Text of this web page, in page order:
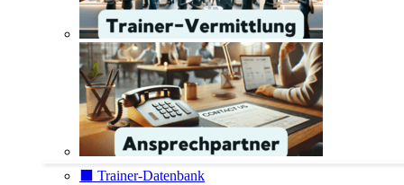
⬛️ Trainer-Datenbank